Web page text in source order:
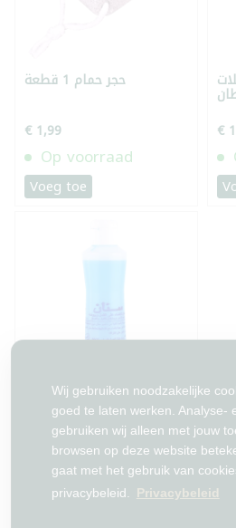
Wij gebruiken noodzakelijke
goed te laten werken. Analyse-
gebruiken wij alleen met jouw
browsen op deze website
gaat met het gebruik van
privacybeleid. Privacybeleid
حجر حمام 1 قطعة
€ 1,99
Op voorraad
Voeg toe
€
شامبو سنان مضاد للقمل
250غ
€ 3,49
Geen voorraad meer